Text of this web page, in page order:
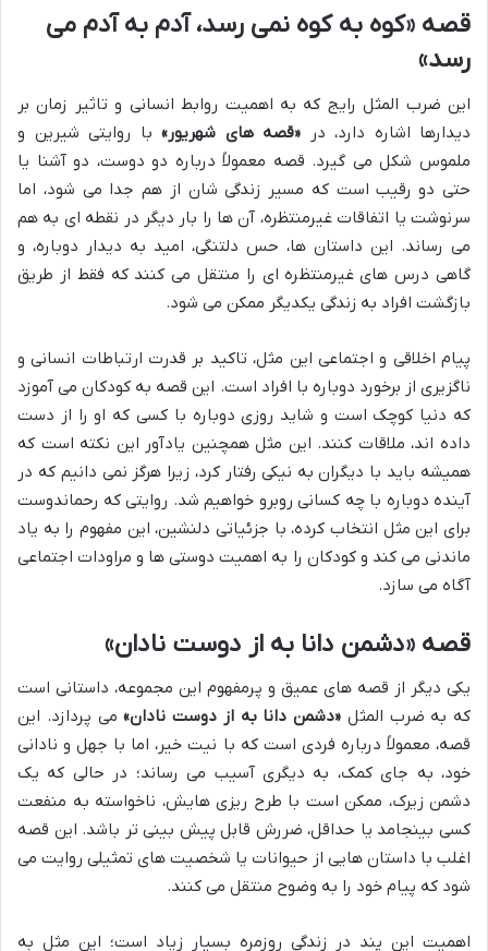
قصه «کوه به کوه نمی رسد، آدم به آدم می
رسد»
این ضرب المثل رایج که به اهمیت روابط انسانی و تاثیر زمان بر
دیدارها اشاره دارد، در «قصه های شهریور» با روایتی شیرین و
ملموس شکل می گیرد. قصه معمولاً درباره دو دوست، دو آشنا یا
حتی دو رقیب است که مسیر زندگی شان از هم جدا می شود، اما
سرنوشت یا اتفاقات غیرمنتظره، آن ها را بار دیگر در نقطه ای به هم
می رساند. این داستان ها، حس دلتنگی، امید به دیدار دوباره، و
گاهی درس های غیرمنتظره ای را منتقل می کنند که فقط از طریق
بازگشت افراد به زندگی یکدیگر ممکن می شود.
پیام اخلاقی و اجتماعی این مثل، تاکید بر قدرت ارتباطات انسانی و
ناگزیری از برخورد دوباره با افراد است. این قصه به کودکان می آموزد
که دنیا کوچک است و شاید روزی دوباره با کسی که او را از دست
داده اند، ملاقات کنند. این مثل همچنین یادآور این نکته است که
همیشه باید با دیگران به نیکی رفتار کرد، زیرا هرگز نمی دانیم که در
آینده دوباره با چه کسانی روبرو خواهیم شد. روایتی که رحماندوست
برای این مثل انتخاب کرده، با جزئیاتی دلنشین، این مفهوم را به یاد
ماندنی می کند و کودکان را به اهمیت دوستی ها و مراودات اجتماعی
آگاه می سازد.
قصه «دشمن دانا به از دوست نادان»
یکی دیگر از قصه های عمیق و پرمفهوم این مجموعه، داستانی است
که به ضرب المثل «دشمن دانا به از دوست نادان»می پردازد. این
قصه، معمولاً درباره فردی است که با نیت خیر، اما با جهل و نادانی
خود، به جای کمک، به دیگری آسیب می رساند؛ در حالی که یک
دشمن زیرک، ممکن است با طرح ریزی هایش، ناخواسته به منفعت
کسی بینجامد یا حداقل، ضررش قابل پیش بینی تر باشد. این قصه
اغلب با داستان هایی از حیوانات یا شخصیت های تمثیلی روایت می
شود که پیام خود را به وضوح منتقل می کنند.
اهمیت این پند در زندگی روزمره بسیار زیاد است؛ این مثل به